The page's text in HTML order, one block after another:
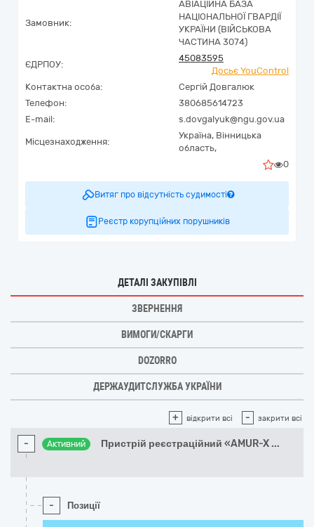
Замовник:
АВІАЦІЙНА БАЗА
НАЦІОНАЛЬНОЇ ГВАРДІЇ
УКРАЇНИ (ВІЙСЬКОВА
ЧАСТИНА 3074)
ЄДРПОУ:
45083595
Досьє YouControl
Контактна особа:
Сергій Довгалюк
Телефон:
380685614723
E-mail:
s.dovgalyuk@ngu.gov.ua
Місцезнаходження:
Україна, Вінницька
область,
0
Витяг про відсутність судимості
Реєстр корупційних порушників
ДЕТАЛІ ЗАКУПІВЛІ
ЗВЕРНЕННЯ
ВИМОГИ/СКАРГИ
DOZORRO
ДЕРЖАУДИТСЛУЖБА УКРАЇНИ
+ відкрити всі - закрити всі
- Активний Пристрій реєстраційний «AMUR-X ...
- Позиції